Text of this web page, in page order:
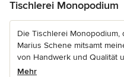
Tischlerei Monopodium
Die Tischlerei
Marius Schene mitsamt
von Handwerk und Qualität
Mehr